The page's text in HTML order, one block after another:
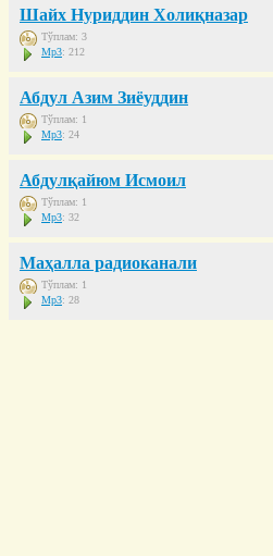
Шайх Нуриддин Холиқназар
Тўплам: 3
Mp3: 212
Абдул Азим Зиёуддин
Тўплам: 1
Mp3: 24
Абдулқайюм Исмоил
Тўплам: 1
Mp3: 32
Маҳалла радиоканали
Тўплам: 1
Mp3: 28